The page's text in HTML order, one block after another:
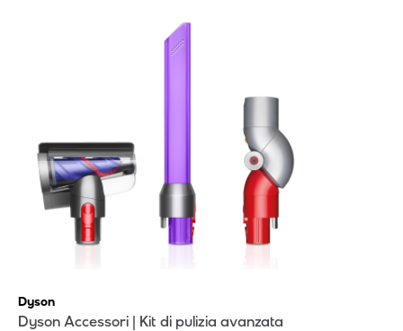
Dyson
Dyson Accessori | Kit di pulizia avanzata